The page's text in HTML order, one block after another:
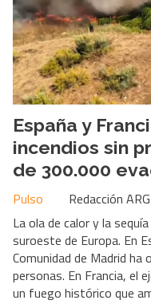
España y
incendios sin
de 300.000
Redacción
Pulso
La ola de calor y la
suroeste de Europa. En
Comunidad de Madrid ha
personas. En Francia, el
un fuego histórico que